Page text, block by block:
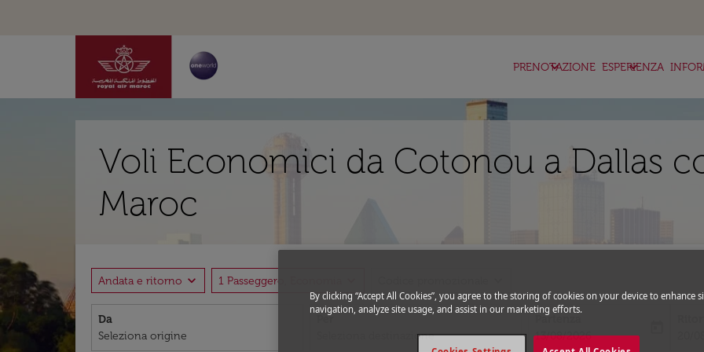
PRENOTAZIONE
keyboard_arrow_down ESPERIENZA
keyboard_arrow_down
Voli Economici da Cotonou a Dallas
Maroc
Andata e ritorno expand_more 1 Passeggero, Economia
Da Per
Partenza
fc-booking-departure-date-aria-
13/08/2026
fc-
By clicking “Accept All Cookies”, you agree to the storing of cookies on your device to enhance
navigation, analyze site usage, and assist in our marketing efforts.